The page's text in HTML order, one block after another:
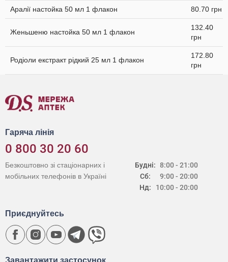
Аралії настойка 50 мл 1 флакон 80.70 грн
Женьшеню настойка 50 мл 1 флакон
132.40
грн
Родіоли екстракт рідкий 25 мл 1 флакон
172.80
грн
Гаряча лінія
0 800 30 20 60
Будні:
Сб:
Нд:
8:00 - 21:00
9:00 - 20:00
10:00 - 20:00
Безкоштовно зі стаціонарних і
мобільних телефонів в Україні
Завантажити застосунок
Приєднуйтесь